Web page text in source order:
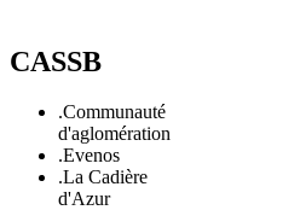
CASSB
.Communauté
d'aglomération
.Evenos
.La Cadière
d'Azur